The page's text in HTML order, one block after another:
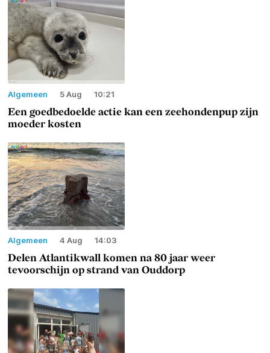
Algemeen 5 Aug 10:21
Een goedbedoelde actie kan een zeehondenpup zijn
moeder kosten
Algemeen 4 Aug 14:03
Delen Atlantikwall komen na 80 jaar weer
tevoorschijn op strand van Ouddorp